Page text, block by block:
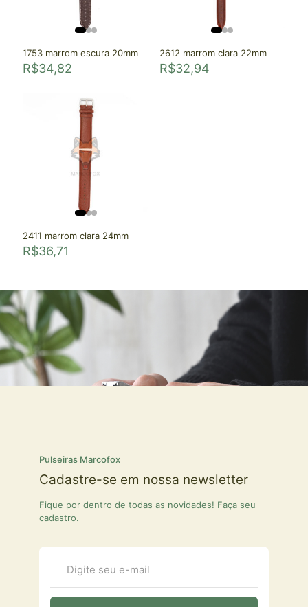
1753 marrom escura 20mm
R$34,82
2612 marrom clara 22mm
R$32,94
2411 marrom clara 24mm
R$36,71
Pulseiras Marcofox
Cadastre-se em nossa newsletter
Fique por dentro de todas as novidades! Faça seu
cadastro.